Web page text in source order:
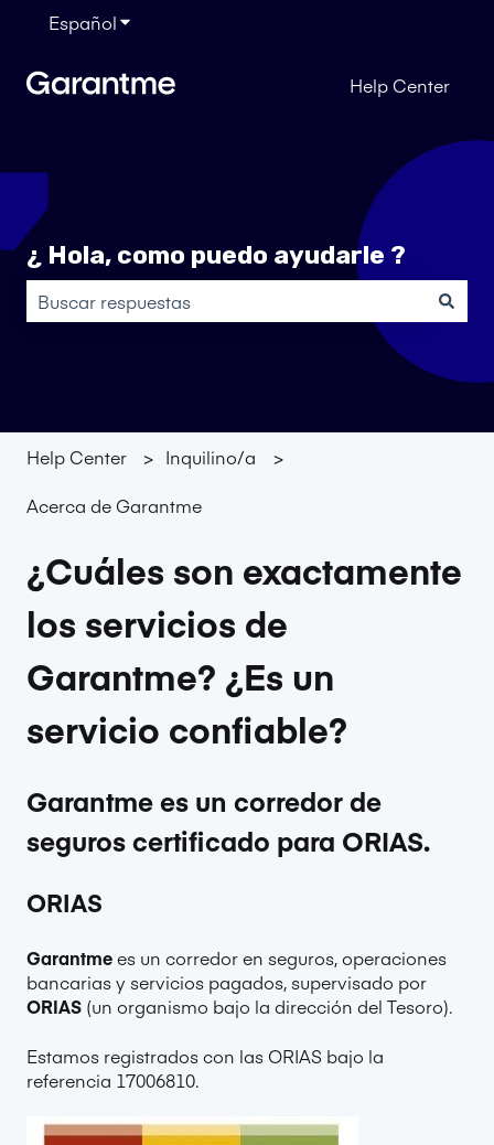
EspañolTraducciones de Mostrar submenú de
Help Center
¿ Hola, como puedo ayudarle ?
No hay sugerencias porque el campo de búsqueda
Help Center Inquilino/a
Acerca de Garantme
¿Cuáles son exactamente
los servicios de
Garantme? ¿Es un
servicio confiable?
Garantme es un corredor de
seguros certificado para ORIAS.
ORIAS
Garantmees un corredor en seguros, operaciones
bancarias y servicios pagados, supervisado por
ORIAS (un organismo bajo la dirección del Tesoro).
Estamos registrados con las ORIAS bajo la
referencia 17006810.